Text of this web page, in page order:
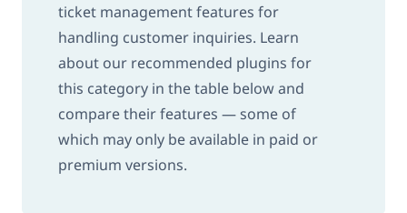
ticket management features for
handling customer inquiries. Learn
about our recommended plugins for
this category in the table below and
compare their features — some of
which may only be available in paid or
premium versions.